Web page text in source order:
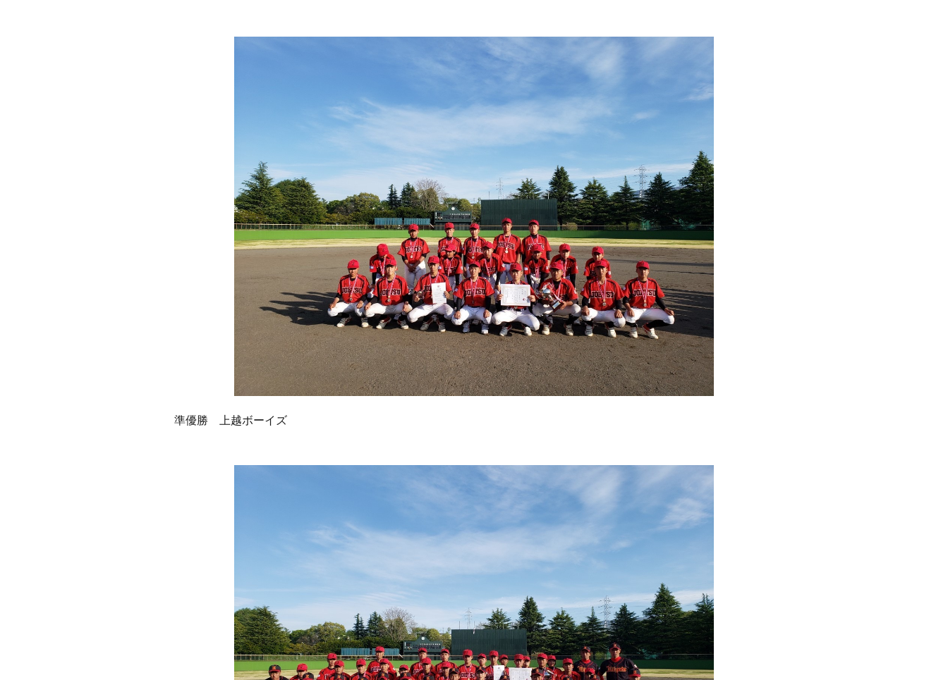
準優勝 上越ボーイズ